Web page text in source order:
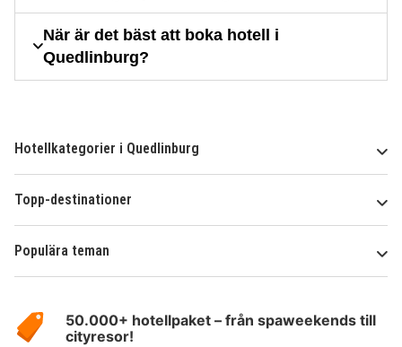
När är det bäst att boka hotell i
Quedlinburg?
Hotellkategorier i Quedlinburg
Topp-destinationer
Populära teman
HotelSpecials50.000+ hotellpaket – från spaweekends till
cityresor!